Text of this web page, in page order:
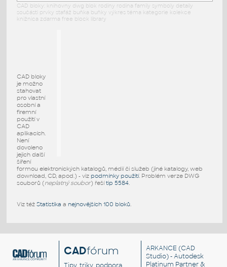
CAD bloky: knihovny dwg blok rodiny rodina family symboly detaily
součásti prvky stafáž buňka buňky výkres téma kategorie kolekce
knižnica zdarma free block library
CAD bloky
je možno
stahovat
pro vlastní
osobní a
firemní
použití v
CAD
aplikacích.
Není
dovoleno
jejich další
šíření
formou elektronických katalogů, médií či služeb (jiné katalogy, web
download, CD, apod.) - viz podmínky použití. Problém verze DWG
souborů (neplatný soubor) řešítip 5584.
Viz též Statistika a nejnovějších 100 bloků.
CADfórum
Tipy, triky, podpora,
ARKANCE (CAD
Studio) - Autodesk
Platinum Partner &